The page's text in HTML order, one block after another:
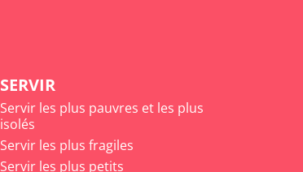
SERVIR
Servir les plus pauvres et les plus
isolés
Servir les plus fragiles
Servir les plus petits